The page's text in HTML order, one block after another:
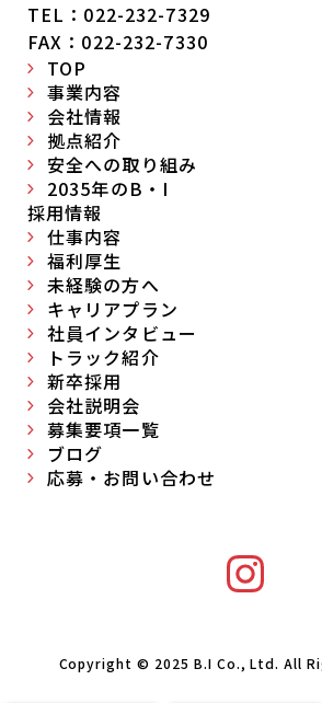
TEL：022-232-7329
FAX：022-232-7330
TOP
事業内容
会社情報
拠点紹介
安全への取り組み
2035年のB・I
採用情報
仕事内容
福利厚生
未経験の方へ
キャリアプラン
社員インタビュー
トラック紹介
新卒採用
会社説明会
募集要項一覧
ブログ
応募・お問い合わせ
Copyright © 2025 B.I Co., Ltd. All